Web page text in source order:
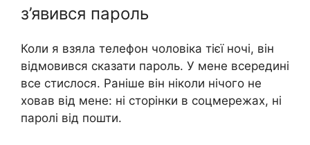
з’явився пароль
Коли я взяла телефон чоловіка тієї ночі, він
відмовився сказати пароль. У мене всередині
все стислося. Раніше він ніколи нічого не
ховав від мене: ні сторінки в соцмережах, ні
паролі від пошти.